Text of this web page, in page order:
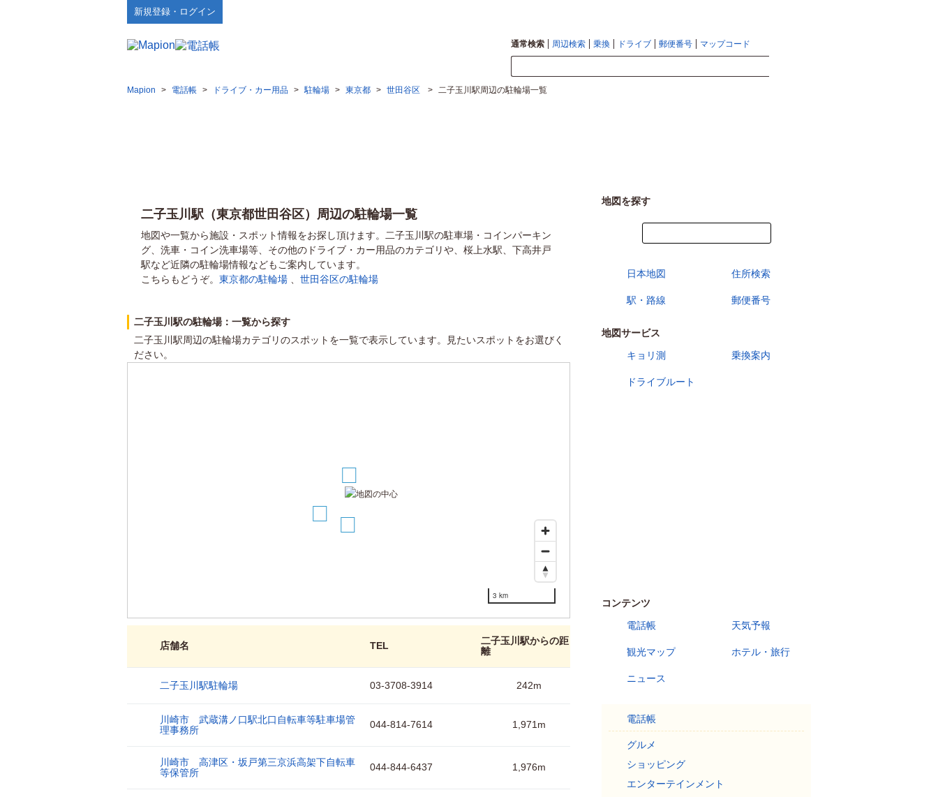
新規登録・ログイン
通常検索 周辺検索 乗換 ドライブ 郵便番号 マップコード
Mapion > 電話帳 > ドライブ・カー用品 > 駐輪場 > 東京都 > 世田谷区 > 二子玉川駅周辺の駐輪場一覧
二子玉川駅（東京都世田谷区）周辺の駐輪場一覧
地図や一覧から施設・スポット情報をお探し頂けます。二子玉川駅の駐車場・コインパーキン
グ、洗車・コイン洗車場等、その他のドライブ・カー用品のカテゴリや、桜上水駅、下高井戸
駅など近隣の駐輪場情報などもご案内しています。
こちらもどうぞ。 東京都の駐輪場 世田谷区の駐輪場
二子玉川駅の駐輪場：一覧から探す
二子玉川駅周辺の駐輪場カテゴリのスポットを一覧で表示しています。見たいスポットをお選びく
ださい。
3 km
店舗名 TEL
二子玉川駅からの距
離
二子玉川駅駐輪場 03-3708-3914 242m
川崎市 武蔵溝ノ口駅北口自転車等駐車場管
理事務所
044-814-7614 1,971m
川崎市 高津区・坂戸第三京浜高架下自転車
等保管所
044-844-6437 1,976m
地図を探す
日本地図 住所検索
駅・路線 郵便番号
地図サービス
キョリ測
乗換案内
ドライブルート
コンテンツ
電話帳
天気予報
観光マップ ホテル・旅行
ニュース
電話帳
グルメ
ショッピング
エンターテインメント